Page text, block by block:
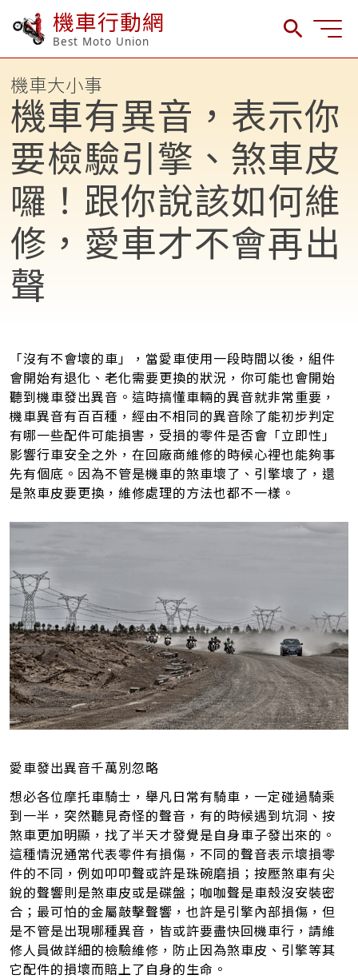
機車行動網
Best Moto Union
機車大小事
機車有異音，表示你
要檢驗引擎、煞車皮
囉！跟你說該如何維
修，愛車才不會再出
聲
「沒有不會壞的車」，當愛車使用一段時間以後，組件
會開始有退化、老化需要更換的狀況，你可能也會開始
聽到機車發出異音。這時搞懂車輛的異音就非常重要，
機車異音有百百種，經由不相同的異音除了能初步判定
有哪一些配件可能損害，受損的零件是否會「立即性」
影響行車安全之外，在回廠商維修的時候心裡也能夠事
先有個底。因為不管是機車的煞車壞了、引擎壞了，還
是煞車皮要更換，維修處理的方法也都不一樣。
愛車發出異音千萬別忽略
想必各位摩托車騎士，舉凡日常有騎車，一定碰過騎乘
到一半，突然聽見奇怪的聲音，有的時候遇到坑洞、按
煞車更加明顯，找了半天才發覺是自身車子發出來的。
這種情況通常代表零件有損傷，不同的聲音表示壞損零
件的不同，例如叩叩聲或許是珠碗磨損；按壓煞車有尖
銳的聲響則是煞車皮或是碟盤；咖咖聲是車殼沒安裝密
合；最可怕的金屬敲擊聲響，也許是引擎內部損傷，但
是不管是出現哪種異音，皆或許要盡快回機車行，請維
修人員做詳細的檢驗維修，防止因為煞車皮、引擎等其
它配件的損壞而賠上了自身的生命。